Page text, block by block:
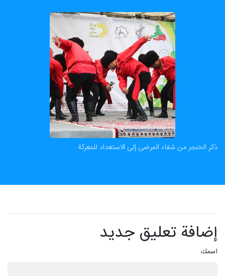
ذكر الخنجر من شفاء المرضى إلى الاستعداد للمعركة
إضافة تعليق جديد
اسمك